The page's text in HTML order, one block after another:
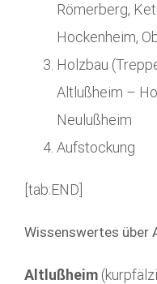
Römerberg,
Hockenheim,
Holzbau
Altlußheim –
Neulußheim
Aufstockung
[tab:END]
Wissenswertes über
Altlußheim